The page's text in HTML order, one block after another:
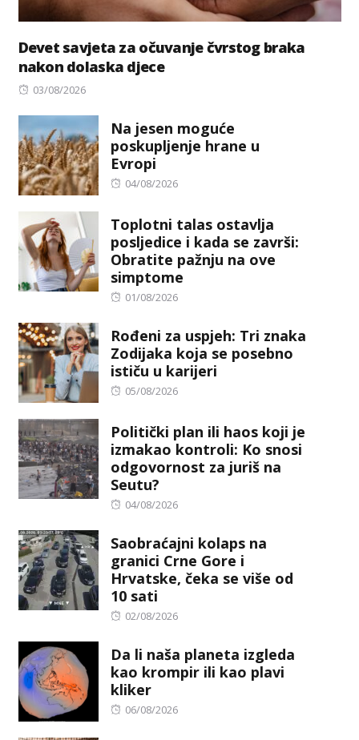
Devet savjeta za očuvanje čvrstog braka
nakon dolaska djece
Posted
03/08/2026
Na jesen moguće
poskupljenje hrane u
Evropi
Posted
04/08/2026
Toplotni talas ostavlja
posljedice i kada se završi:
Obratite pažnju na ove
simptome
Posted
01/08/2026
Rođeni za uspjeh: Tri znaka
Zodijaka koja se posebno
ističu u karijeri
Posted
05/08/2026
Politički plan ili haos koji je
izmakao kontroli: Ko snosi
odgovornost za juriš na
Seutu?
Posted
04/08/2026
Saobraćajni kolaps na
granici Crne Gore i
Hrvatske, čeka se više od
10 sati
Posted
02/08/2026
Da li naša planeta izgleda
kao krompir ili kao plavi
kliker
Posted
06/08/2026